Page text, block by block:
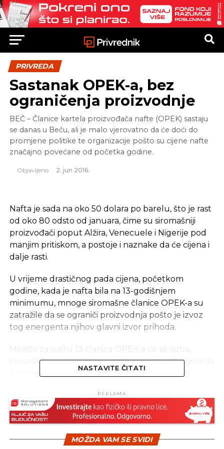
PRIVREDA
Sastanak OPEK-a, bez
ograničenja proizvodnje
BEČ – Članice kartela proizvođača nafte (OPEK) sastaju
se danas u Beču, ali je malo vjerovatno da će doći do
promjene politike te organizacije pošto su cijene nafte
značajno povećane od početka godine.
Objavljeno 2. jun 2016.
Nafta je sada na oko 50 dolara po barelu, što je rast
od oko 80 odsto od januara, čime su siromašniji
proizvođači poput Alžira, Venecuele i Nigerije pod
manjim pritiskom, a postoje i naznake da će cijena i
dalje rasti.
U vrijeme drastičnog pada cijena, početkom
godine, kada je nafta bila na 13-godišnjem
minimumu, mnoge siromašne članice OPEK-a su
zatražile da se ograniči proizvodnja pošto je izvoz
tog energenta njihov glavni izvor prihoda.
Ministri za naftu 13 članica OPEK-a će se sutra,
verovatno, opredjeliti za status kvo, navodi agencija
Associated Press i prenosi mišljenje analitičara
(Commerzbank) da se očekuje sastanak bez
dogovora o ograničenju proizvodnje.
Cijene nafte, koje su prije dvije godine bile iznad
100 dolara, pale su zbog preplavljenosti tržišta
NASTAVITE ČITATI
REKLAMA
MOŽDA VAM SE SVIDI